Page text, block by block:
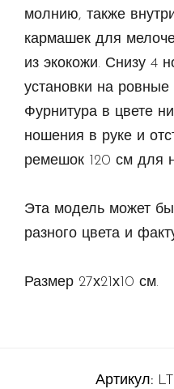
молнию, также
кармашек для
из экокожи. Снизу 4
установки на ровные
Фурнитура в цвете
ношения в руке и
ремешок 120 см для
Эта модель может
разного цвета и
Размер 27х21х10 см.
Артикул: